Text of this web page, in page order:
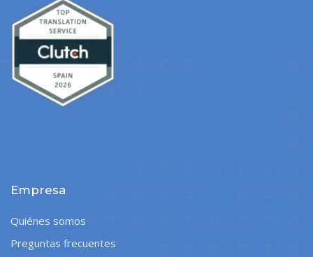
Empresa
Quiénes somos
Preguntas frecuentes